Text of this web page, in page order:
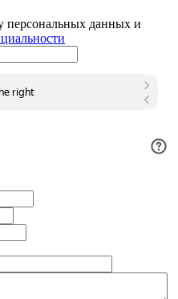
персональных данных и